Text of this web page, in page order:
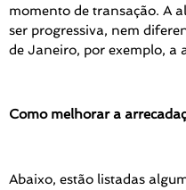
momento de transação. A
ser progressiva, nem
de Janeiro, por exemplo, a
Como melhorar a
Abaixo, estão listadas